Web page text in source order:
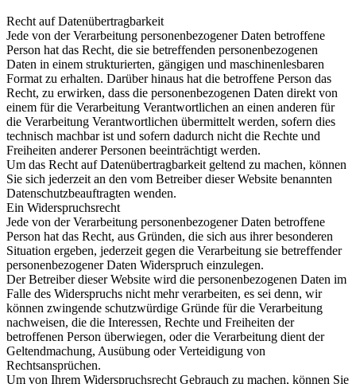
Recht auf Datenübertragbarkeit
Jede von der Verarbeitung personenbezogener Daten betroffene
Person hat das Recht, die sie betreffenden personenbezogenen
Daten in einem strukturierten, gängigen und maschinenlesbaren
Format zu erhalten. Darüber hinaus hat die betroffene Person das
Recht, zu erwirken, dass die personenbezogenen Daten direkt von
einem für die Verarbeitung Verantwortlichen an einen anderen für
die Verarbeitung Verantwortlichen übermittelt werden, sofern dies
technisch machbar ist und sofern dadurch nicht die Rechte und
Freiheiten anderer Personen beeinträchtigt werden.
Um das Recht auf Datenübertragbarkeit geltend zu machen, können
Sie sich jederzeit an den vom Betreiber dieser Website benannten
Datenschutzbeauftragten wenden.
Ein Widerspruchsrecht
Jede von der Verarbeitung personenbezogener Daten betroffene
Person hat das Recht, aus Gründen, die sich aus ihrer besonderen
Situation ergeben, jederzeit gegen die Verarbeitung sie betreffender
personenbezogener Daten Widerspruch einzulegen.
Der Betreiber dieser Website wird die personenbezogenen Daten im
Falle des Widerspruchs nicht mehr verarbeiten, es sei denn, wir
können zwingende schutzwürdige Gründe für die Verarbeitung
nachweisen, die die Interessen, Rechte und Freiheiten der
betroffenen Person überwiegen, oder die Verarbeitung dient der
Geltendmachung, Ausübung oder Verteidigung von
Rechtsansprüchen.
Um von Ihrem Widerspruchsrecht Gebrauch zu machen, können Sie